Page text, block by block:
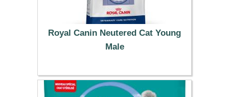
Royal Canin Neutered Cat Young
Male
67.99 €